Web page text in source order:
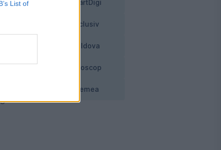
List of
SmartDigi
Exclusiv
Moldova
Horoscop
Vremea